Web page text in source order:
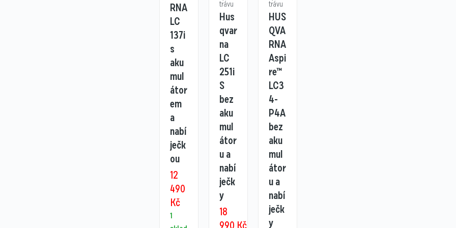
RNA
LC
137i
s
aku
mul
átor
em
a
nabí
ječk
ou
12
490
Kč
1
trávu
Hus
qvar
na
LC
251i
S
bez
aku
mul
átor
u a
nabí
ječk
y
18
trávu
HUS
QVA
RNA
Aspi
re™
LC3
4-
P4A
bez
aku
mul
átor
u a
nabí
ječk
y